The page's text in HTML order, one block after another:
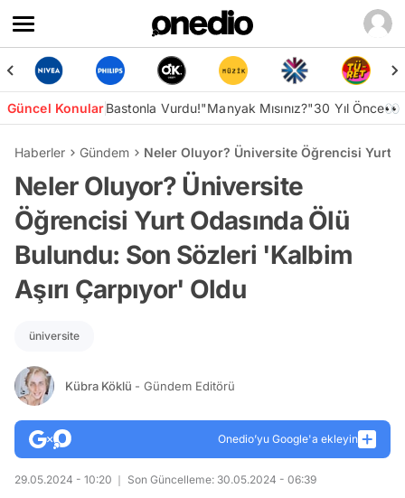
Güncel KonularBastonla Vurdu!"Manyak Mısınız?"30 Yıl Önce👀
Haberler Gündem Neler Oluyor? Üniversite Öğrencisi Yurt
Neler Oluyor? Üniversite
Öğrencisi Yurt Odasında Ölü
Bulundu: Son Sözleri 'Kalbim
Aşırı Çarpıyor' Oldu
üniversite
Kübra Köklü - Gündem Editörü
Onedio’yu Google'a ekleyin
29.05.2024 - 10:20 Son Güncelleme: 30.05.2024 - 06:39